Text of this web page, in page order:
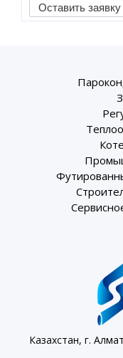
Оставить заявку
Казахстан, г.